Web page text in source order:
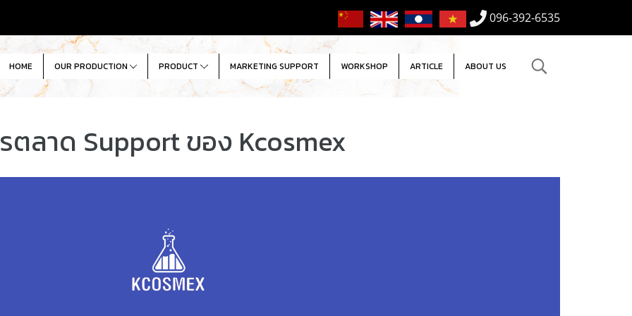
096-392-6535
HOME OUR PRODUCTION PRODUCT MARKETING SUPPORT WORKSHOP ARTICLE ABOUT US
ตลาด Support ของ Kcosmex